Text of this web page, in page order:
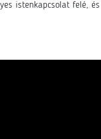
istenkapcsolat felé,